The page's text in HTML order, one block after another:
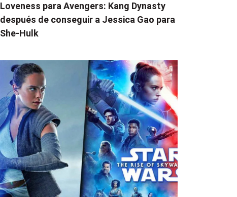
Loveness para Avengers: Kang Dynasty
después de conseguir a Jessica Gao para
She-Hulk